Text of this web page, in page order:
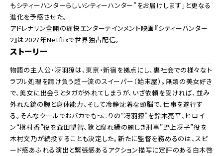
もシティーハンターらしいシティーハンター”をお届けします」と更なる
進化を予感させた。
アドレナリン全開の痛快エンターテインメント映画『シティーハンター
2』は2027年Netflixで世界独占配信。
ストーリー
物語の主人公・冴羽獠は、東京・新宿を拠点にし、裏社会での様々なト
ラブル処理を請け負う超一流のスイーパー（始末屋）。無類の美女好き
で、美女に出会うとタガが外れてしまうが、いざ依頼を受ければ、並み
外れた銃の腕と身体能力、そして冷静沈着な頭脳で、仕事を遂行す
る。そんなクールでおバカでもっこりの“冴羽獠”を鈴木亮平、ヒロイ
ン“槇村香”役を森田望智、獠と腐れ縁の麗しき刑事”野上冴子”役を
木村文乃が続投することも決定した。新たに監督を務めるのは、スピ
ード感あふれる演出と緊張感あるアクション描写に定評のある白木啓